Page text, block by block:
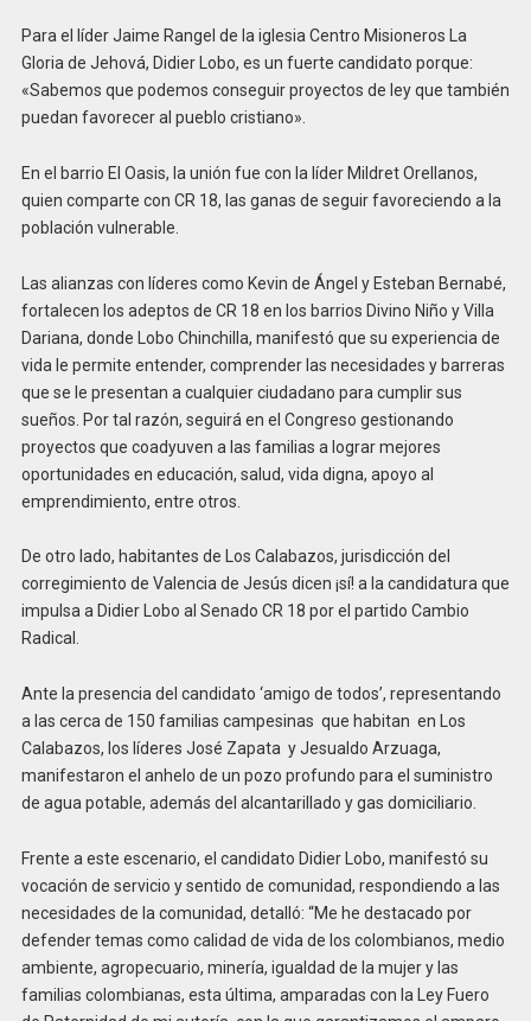
Para el líder Jaime Rangel de la iglesia Centro Misioneros La
Gloria de Jehová, Didier Lobo, es un fuerte candidato porque:
«Sabemos que podemos conseguir proyectos de ley que también
puedan favorecer al pueblo cristiano».
En el barrio El Oasis, la unión fue con la líder Mildret Orellanos,
quien comparte con CR 18, las ganas de seguir favoreciendo a la
población vulnerable.
Las alianzas con líderes como Kevin de Ángel y Esteban Bernabé,
fortalecen los adeptos de CR 18 en los barrios Divino Niño y Villa
Dariana, donde Lobo Chinchilla, manifestó que su experiencia de
vida le permite entender, comprender las necesidades y barreras
que se le presentan a cualquier ciudadano para cumplir sus
sueños. Por tal razón, seguirá en el Congreso gestionando
proyectos que coadyuven a las familias a lograr mejores
oportunidades en educación, salud, vida digna, apoyo al
emprendimiento, entre otros.
De otro lado, habitantes de Los Calabazos, jurisdicción del
corregimiento de Valencia de Jesús dicen ¡sí! a la candidatura que
impulsa a Didier Lobo al Senado CR 18 por el partido Cambio
Radical.
Ante la presencia del candidato ‘amigo de todos’, representando
a las cerca de 150 familias campesinas que habitan en Los
Calabazos, los líderes José Zapata y Jesualdo Arzuaga,
manifestaron el anhelo de un pozo profundo para el suministro
de agua potable, además del alcantarillado y gas domiciliario.
Frente a este escenario, el candidato Didier Lobo, manifestó su
vocación de servicio y sentido de comunidad, respondiendo a las
necesidades de la comunidad, detalló: “Me he destacado por
defender temas como calidad de vida de los colombianos, medio
ambiente, agropecuario, minería, igualdad de la mujer y las
familias colombianas, esta última, amparadas con la Ley Fuero